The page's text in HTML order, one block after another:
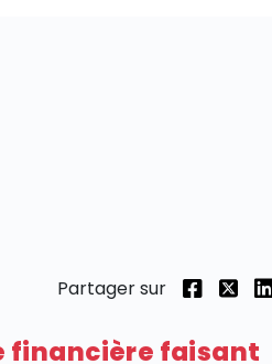
Partager sur
financière faisant